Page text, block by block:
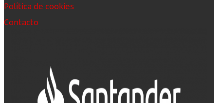
Política de cookies
Contacto